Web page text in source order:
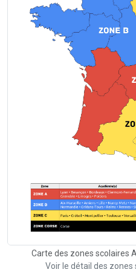
Carte des zones scolaires
Voir le détail des